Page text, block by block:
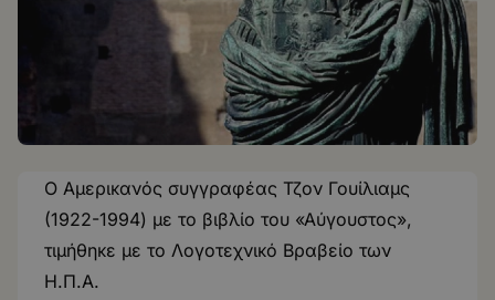
Ο Αμερικανός συγγραφέας Τζον Γουίλιαμς
(1922-1994) με το βιβλίο του «Αύγουστος»,
τιμήθηκε με το Λογοτεχνικό Βραβείο των
Η.Π.Α.